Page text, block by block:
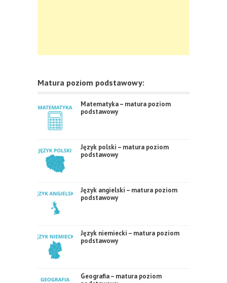
Matura poziom podstawowy:
Matematyka – matura poziom
podstawowy
Język polski – matura poziom
podstawowy
Język angielski – matura poziom
podstawowy
Język niemiecki – matura poziom
podstawowy
Geografia – matura poziom